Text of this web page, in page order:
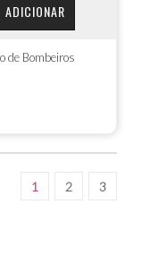
ADICIONAR
de Bombeiros
1 2 3